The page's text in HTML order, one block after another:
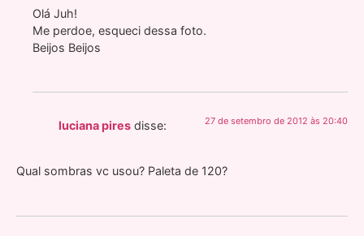
Olá Juh!
Me perdoe, esqueci dessa foto.
Beijos Beijos
luciana pires disse: 27 de setembro de 2012 às 20:40
Qual sombras vc usou? Paleta de 120?